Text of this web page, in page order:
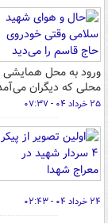
ورود به محل همایشی
محلی که دیگران
۲۵ خرداد ۰۴ - ۰۷:۳۷
۲۴ خرداد ۰۴ - ۰۲:۴۳